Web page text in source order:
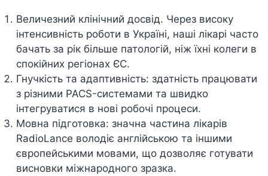
Величезний клінічний досвід. Через високу
інтенсивність роботи в Україні, наші лікарі часто
бачать за рік більше патологій, ніж їхні колеги в
спокійних регіонах ЄС.
Гнучкість та адаптивність: здатність працювати
з різними PACS-системами та швидко
інтегруватися в нові робочі процеси.
Мовна підготовка: значна частина лікарів
RadioLance володіє англійською та іншими
європейськими мовами, що дозволяє готувати
висновки міжнародного зразка.